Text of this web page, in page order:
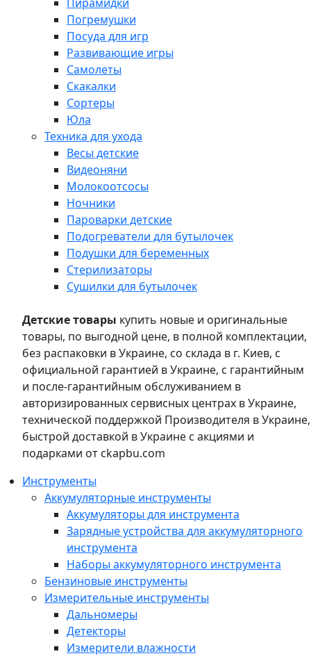
Погремушки
Посуда для игр
Развивающие игры
Самолеты
Скакалки
Сортеры
Юла
Техника для ухода
Весы детские
Видеоняни
Молокоотсосы
Ночники
Пароварки детские
Подогреватели для бутылочек
Подушки для беременных
Стерилизаторы
Сушилки для бутылочек
Детские товары купить новые и оригинальные
товары, по выгодной цене, в полной комплектации,
без распаковки в Украине, со склада в г. Киев, с
официальной гарантией в Украине, с гарантийным
и после-гарантийным обслуживанием в
авторизированных сервисных центрах в Украине,
технической поддержкой Производителя в Украине,
быстрой доставкой в Украине с акциями и
подарками от ckapbu.com
Инструменты
Аккумуляторные инструменты
Аккумуляторы для инструмента
Зарядные устройства для аккумуляторного
инструмента
Наборы аккумуляторного инструмента
Бензиновые инструменты
Измерительные инструменты
Дальномеры
Детекторы
Измерители влажности